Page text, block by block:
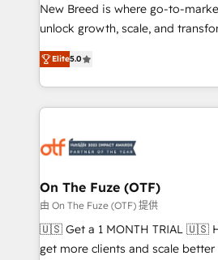
to automate growth. 🏆 Elite Excellence - 8 platform
accreditations and deep HIPAA-
expertise. - A team of 250+ experts dedicated to
your resilient growth.
New Breed is where go-to-
unlock growth, scale, and
companies activate HubSpot’s
customer platform and
Loop Marketing framework
services, smart agents, and
results, fast. ⚙️CRM & RevOps: Align all Hubs to your
🎯Demand Gen & ABM: Drive
ABM, AEO, SEO, & paid media. 👩‍💻Web Design:
Build high-performing websites
& conversion strategy that drive
Elite5.0
On The Fuze (OTF)
由 On The Fuze (OTF) 提供
🇺🇸 Get a 1 MONTH TRIAL 🇺🇸 Helping lean teams
get more clients and scale